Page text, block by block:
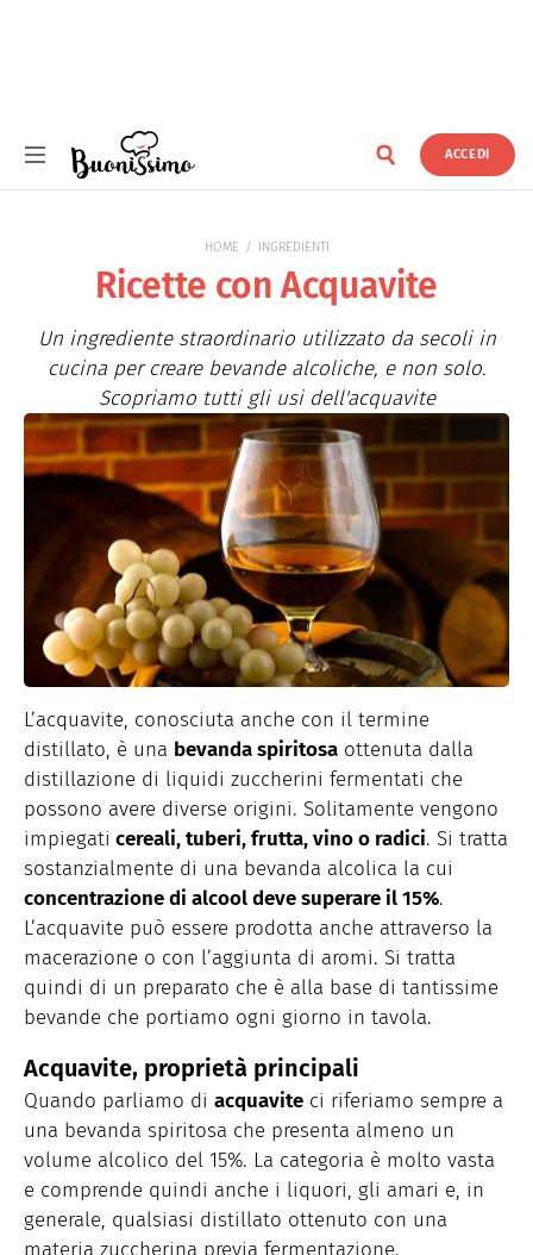
ACCEDI
HOME INGREDIENTI
Ricette con Acquavite
Un ingrediente straordinario utilizzato da secoli in
cucina per creare bevande alcoliche, e non solo.
Scopriamo tutti gli usi dell'acquavite
L’acquavite, conosciuta anche con il termine
distillato, è una bevanda spiritosa ottenuta dalla
distillazione di liquidi zuccherini fermentati che
possono avere diverse origini. Solitamente vengono
impiegati cereali, tuberi, frutta, vino o radici. Si tratta
sostanzialmente di una bevanda alcolica la cui
concentrazione di alcool deve superare il 15%.
L’acquavite può essere prodotta anche attraverso la
macerazione o con l’aggiunta di aromi. Si tratta
quindi di un preparato che è alla base di tantissime
bevande che portiamo ogni giorno in tavola.
Acquavite, proprietà principali
Quando parliamo di acquavite ci riferiamo sempre a
una bevanda spiritosa che presenta almeno un
volume alcolico del 15%. La categoria è molto vasta
e comprende quindi anche i liquori, gli amari e, in
generale, qualsiasi distillato ottenuto con una
materia zuccherina previa fermentazione.